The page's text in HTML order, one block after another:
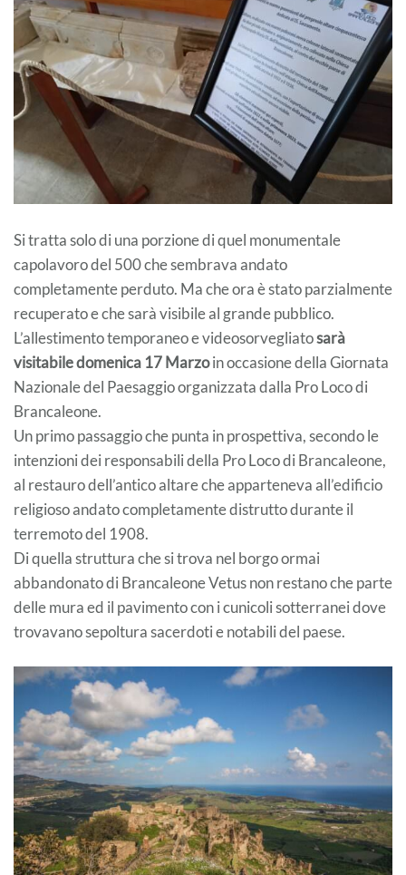
Si tratta solo di una porzione di quel monumentale
capolavoro del 500 che sembrava andato
completamente perduto. Ma che ora è stato parzialmente
recuperato e che sarà visibile al grande pubblico.
L’allestimento temporaneo e videosorvegliatosarà
visitabile domenica 17 Marzoin occasione della Giornata
Nazionale del Paesaggio organizzata dalla Pro Loco di
Brancaleone.
Un primo passaggio che punta in prospettiva, secondo le
intenzioni dei responsabili della Pro Loco di Brancaleone,
al restauro dell’antico altare che apparteneva all’edificio
religioso andato completamente distrutto durante il
terremoto del 1908.
Di quella struttura che si trova nel borgo ormai
abbandonato di Brancaleone Vetus non restano che parte
delle mura ed il pavimento con i cunicoli sotterranei dove
trovavano sepoltura sacerdoti e notabili del paese.